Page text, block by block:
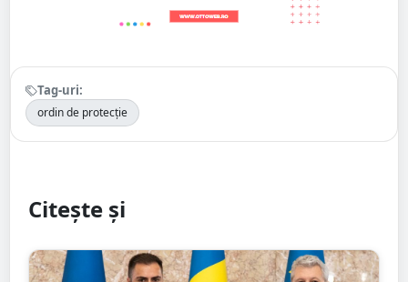
Tag-uri:
ordin de protecție
Citește și